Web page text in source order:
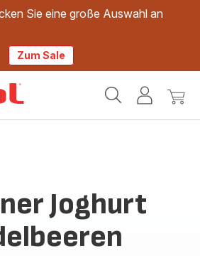
Sie eine große Auswahl an
Zum Sale
Mein
Mein
Joghurt